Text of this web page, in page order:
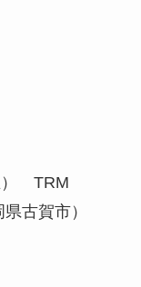
） TRM
古賀市）